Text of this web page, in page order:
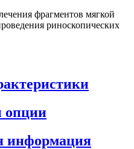
фрагментов мягкой
риноскопических
опции
информация